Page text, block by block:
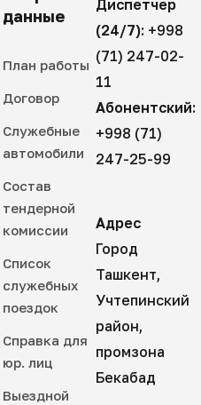
данные
План работы
Договор
Служебные
автомобили
Состав
тендерной
комиссии
Список
служебных
поездок
Справка для
юр. лиц
Выездной
Диспетчер
(24/7): +998
(71) 247-02-
11
Абонентский:
+998 (71)
247-25-99
Адрес
Город
Ташкент,
Учтепинский
район,
промзона
Бекабад